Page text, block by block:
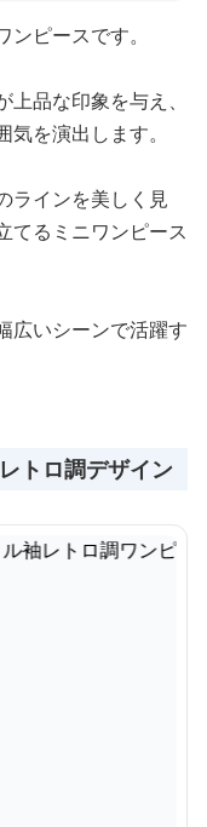
ピースです。
品な印象を与え、
を演出します。
ラインを美しく見
てるミニワンピース
広いシーンで活躍す
トロ調デザイン